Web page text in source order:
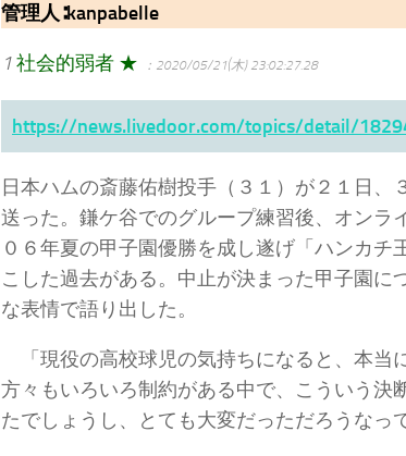
管理人∶kanpabelle
1社会的弱者 ★ ：2020/05/21(木) 23:02:27.28
https://news.livedoor.com/topics/detail/
日本ハムの斎藤佑樹投手（３１）が２１日、
送った。鎌ケ谷でのグループ練習後、オンラ
０６年夏の甲子園優勝を成し遂げ「ハンカチ
こした過去がある。中止が決まった甲子園に
な表情で語り出した。
「現役の高校球児の気持ちになると、本当
方々もいろいろ制約がある中で、こういう決
たでしょうし、とても大変だっただろうなっ